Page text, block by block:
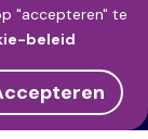
"accepteren" te
beleid